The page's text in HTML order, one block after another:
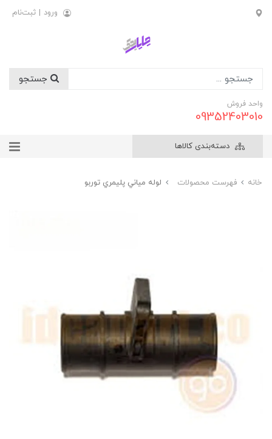
ورود | ثبت‌نام
واحد فروش
09352403010
دسته‌بندی کالاها
خانه فهرست محصولات لوله مياني پليمري توربو